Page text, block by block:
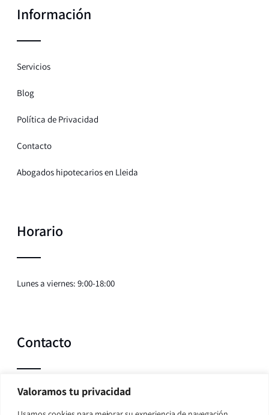
Valoramos tu privacidad
Información
Servicios
Blog
Política de Privacidad
Contacto
Abogados hipotecarios en Lleida
Horario
Lunes a viernes: 9:00-18:00
Contacto
Teléfono:635 107 352